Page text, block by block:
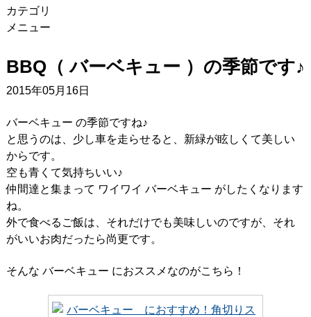
カテゴリ
メニュー
BBQ（ バーベキュー ）の季節です♪
2015年05月16日
バーベキュー の季節ですね♪
と思うのは、少し車を走らせると、新緑が眩しくて美しい
からです。
空も青くて気持ちいい♪
仲間達と集まって ワイワイ バーベキュー がしたくなります
ね。
外で食べるご飯は、それだけでも美味しいのですが、それ
がいいお肉だったら尚更です。
そんな バーベキュー におススメなのがこちら！